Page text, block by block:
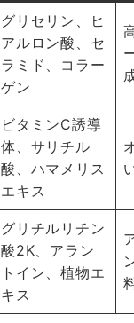
グリセリン、ヒ
アルロン酸、セ
ラミド、コラー
ゲン
ビタミンC誘導
体、サリチル
酸、ハマメリス
エキス
グリチルリチン
酸2K、アラン
トイン、植物エ
キス